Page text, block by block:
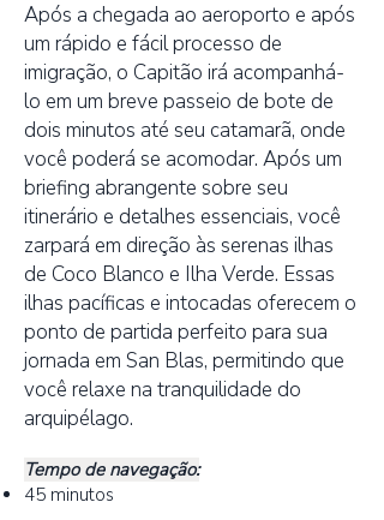
Após a chegada ao aeroporto e após
um rápido e fácil processo de
imigração, o Capitão irá acompanhá-
lo em um breve passeio de bote de
dois minutos até seu catamarã, onde
você poderá se acomodar. Após um
briefing abrangente sobre seu
itinerário e detalhes essenciais, você
zarpará em direção às serenas ilhas
de Coco Blanco e Ilha Verde. Essas
ilhas pacíficas e intocadas oferecem o
ponto de partida perfeito para sua
jornada em San Blas, permitindo que
você relaxe na tranquilidade do
arquipélago.
Tempo de navegação:
45 minutos